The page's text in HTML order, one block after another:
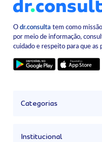
Odr.consulta tem como
por meio de informação,
cuidado e respeito para que as
Categorias
Institucional